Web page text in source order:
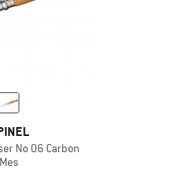
No 06 Carbon
Mes